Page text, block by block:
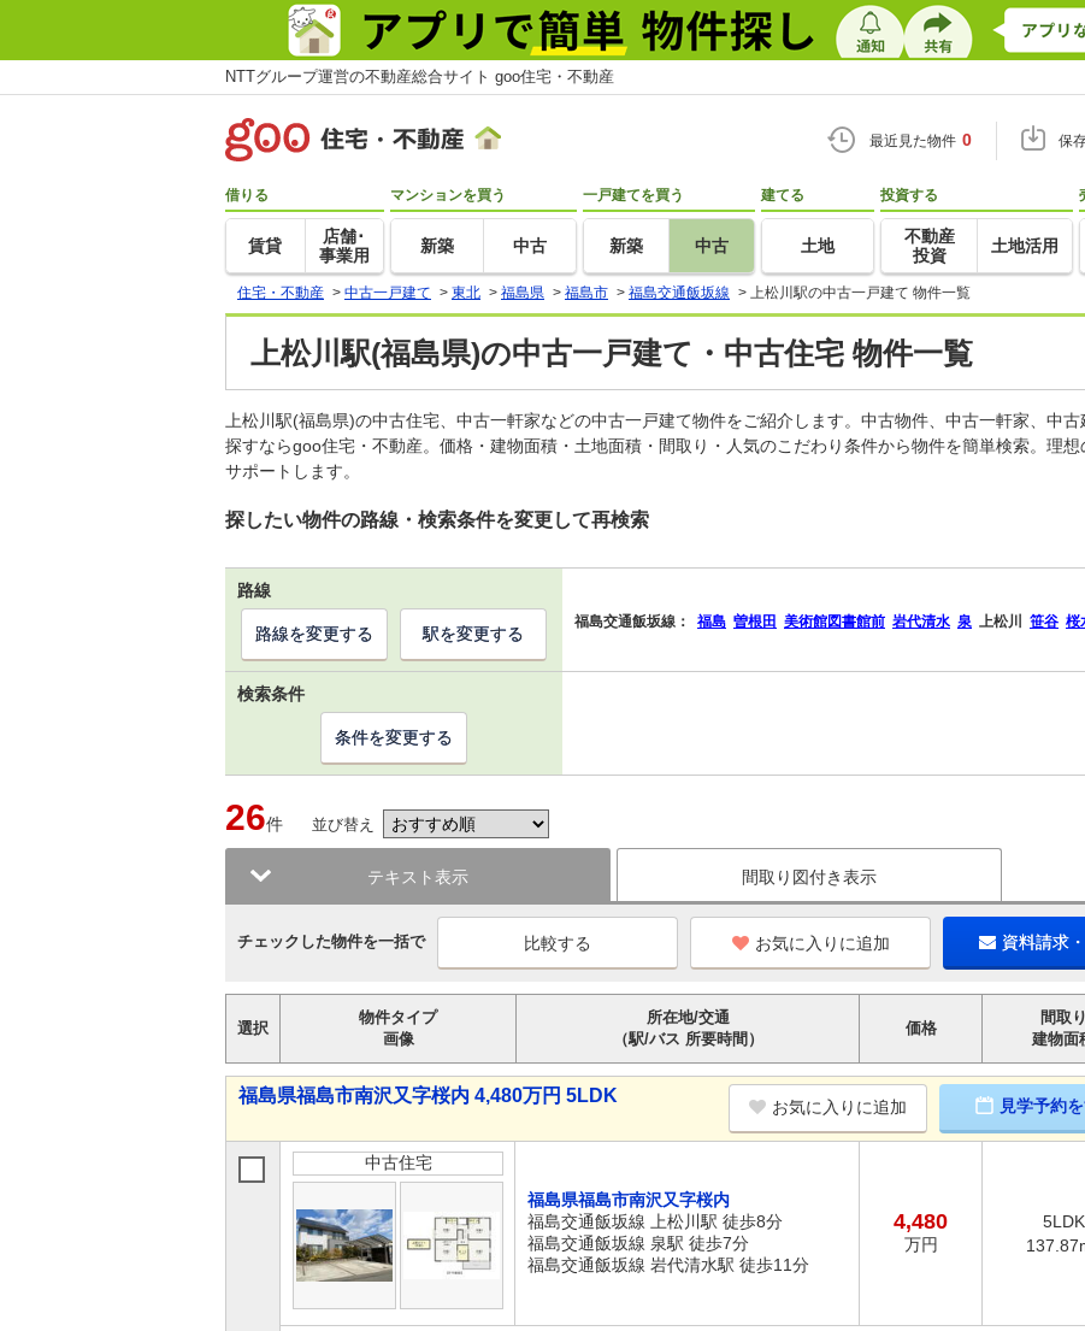
NTTグループ運営の不動産総合サイト goo住宅・不動産
最近見た物件 0 保
借りる
賃貸
店舗･
事業用
マンションを買う
新築 中古
一戸建てを買う
新築 中古
建てる
土地
投資する
不動産
投資
土地活用
住宅・不動産 > 中古一戸建て > 東北 > 福島県 > 福島市 > 福島交通飯坂線 > 上松川駅の中古一戸建て 物件一覧
上松川駅(福島県)の中古一戸建て・中古住宅 物件一覧
上松川駅(福島県)の中古住宅、中古一軒家などの中古一戸建て物件をご紹介します。中古物件、中古一軒家、中
探すならgoo住宅・不動産。価格・建物面積・土地面積・間取り・人気のこだわり条件から物件を簡単検索。理
サポートします。
探したい物件の路線・検索条件を変更して再検索
路線
福島交通飯坂線： 福島 曽根田 美術館図書館前 岩代清水 泉 上松川 笹谷 桜
路線を変更する 駅を変更する
検索条件
条件を変更する
26件 並び替え
テキスト表示 間取り図付き表示
チェックした物件を一括で お気に入りに追加 資料請求
選択
物件タイプ
画像
所在地/交通
（駅/バス 所要時間）
価格
間取り
建物面
福島県福島市南沢又字桜内 4,480万円 5LDK
お気に入りに追加 見学予約
中古住宅
福島県福島市南沢又字桜内
福島交通飯坂線 上松川駅 徒歩8分
福島交通飯坂線 泉駅 徒歩7分
福島交通飯坂線 岩代清水駅 徒歩11分
4,480
万円
5LDK